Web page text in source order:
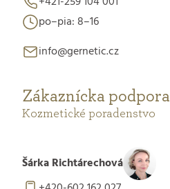
po–pia: 8–16
info@gernetic.cz
Zákaznícka podpora
Kozmetické poradenstvo
Šárka Richtárechová